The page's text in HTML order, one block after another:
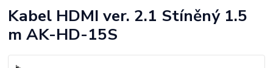
Kabel HDMI ver. 2.1 Stíněný 1.5
m AK-HD-15S